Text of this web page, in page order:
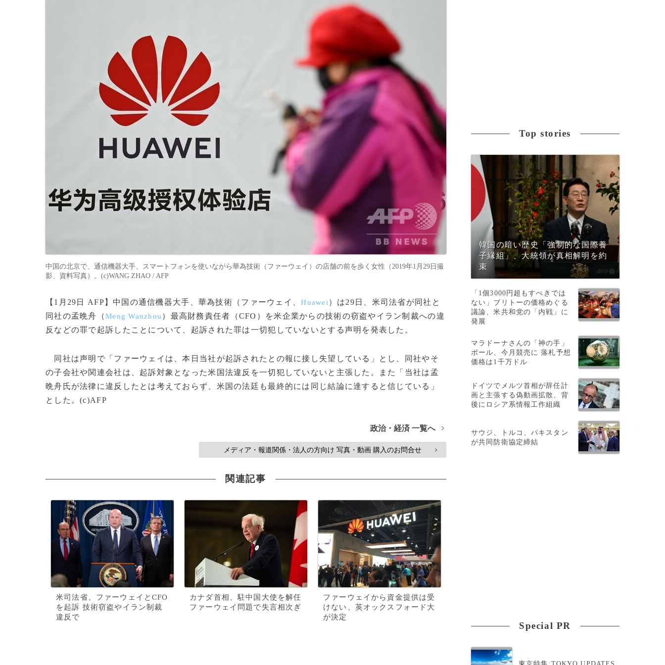
中国の北京で、通信機器大手、スマートフォンを使いながら華為技術（ファーウェイ）の店舗の前を歩く女性（2019年1月29日撮
影、資料写真）。(c)WANG ZHAO / AFP
【1月29日 AFP】中国の通信機器大手、華為技術（ファーウェイ、Huawei ）は29日、米司法省が同社と
同社の孟晩舟（Meng Wanzhou ）最高財務責任者（CFO）を米企業からの技術の窃盗やイラン制裁への違
反などの罪で起訴したことについて、起訴された罪は一切犯していないとする声明を発表した。
同社は声明で「ファーウェイは、本日当社が起訴されたとの報に接し失望している」とし、同社やそ
の子会社や関連会社は、起訴対象となった米国法違反を一切犯していないと主張した。また「当社は孟
晩舟氏が法律に違反したとは考えておらず、米国の法廷も最終的には同じ結論に達すると信じている」
とした。(c)AFP
政治・経済 一覧へ >
メディア・報道関係・法人の方向け 写真・動画 購入のお問合せ >
関連記事
米司法省、ファーウェイとCFO
を起訴 技術窃盗やイラン制裁
違反で
カナダ首相、駐中国大使を解任
ファーウェイ問題で失言相次ぎ
ファーウェイから資金提供は受
けない、英オックスフォード大
が決定
Top stories
韓国の暗い歴史「強制的な国際養
子縁組」、大統領が真相解明を約
束
「1個3000円超もすべきでは
ない」ブリトーの価格めぐる
議論、米共和党の「内戦」に
発展
マラドーナさんの「神の手」
ボール、今月競売に 落札予想
価格は1千万ドル
ドイツでメルツ首相が辞任計
画と主張する偽動画拡散、背
後にロシア系情報工作組織
サウジ、トルコ、パキスタン
が共同防衛協定締結
Special PR
東京特集:TOKYO UPDATES